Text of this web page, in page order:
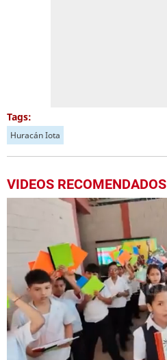
Tags:
Huracán Iota
VIDEOS RECOMENDADOS